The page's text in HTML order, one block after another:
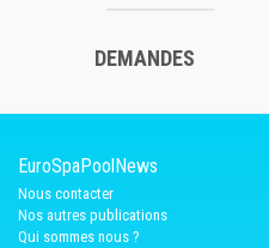
DEMANDES
EuroSpaPoolNews
Nous contacter
Nos autres publications
Qui sommes nous ?